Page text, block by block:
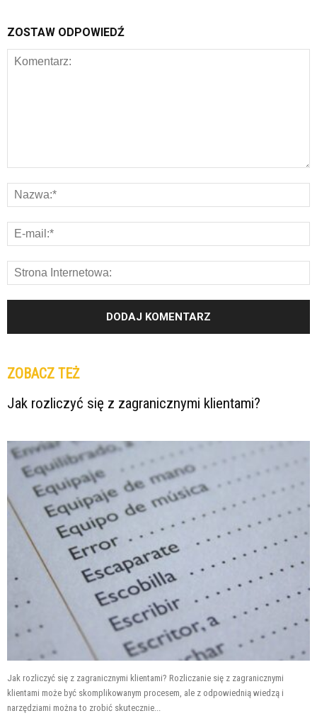
ZOSTAW ODPOWIEDŹ
ZOBACZ TEŻ
Jak rozliczyć się z zagranicznymi klientami?
Jak rozliczyć się z zagranicznymi klientami? Rozliczanie się z zagranicznymi
klientami może być skomplikowanym procesem, ale z odpowiednią wiedzą i
narzędziami można to zrobić skutecznie...